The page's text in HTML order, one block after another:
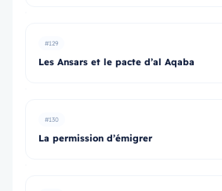
#129
Les Ansars et le pacte d’al Aqaba
#130
La permission d’émigrer